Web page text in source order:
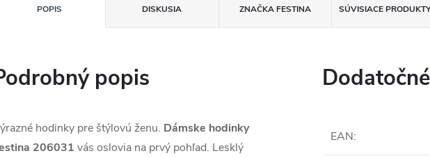
POPIS DISKUSIA ZNAČKAFESTINA SÚVISIACE PRODUKTY
popis
hodinky pre štýlovú ženu. Dámske hodinky
206031 vás oslovia na prvý pohľad. Lesklý
EAN: